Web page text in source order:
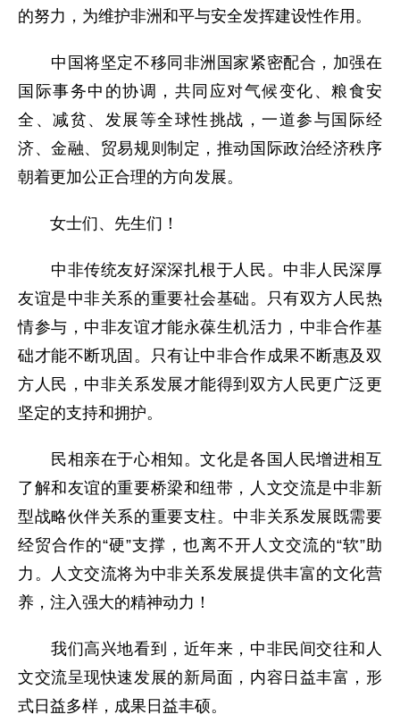
的努力，为维护非洲和平与安全发挥建设性作用。
中国将坚定不移同非洲国家紧密配合，加强在
国际事务中的协调，共同应对气候变化、粮食安
全、减贫、发展等全球性挑战，一道参与国际经
济、金融、贸易规则制定，推动国际政治经济秩序
朝着更加公正合理的方向发展。
女士们、先生们！
中非传统友好深深扎根于人民。中非人民深厚
友谊是中非关系的重要社会基础。只有双方人民热
情参与，中非友谊才能永葆生机活力，中非合作基
础才能不断巩固。只有让中非合作成果不断惠及双
方人民，中非关系发展才能得到双方人民更广泛更
坚定的支持和拥护。
民相亲在于心相知。文化是各国人民增进相互
了解和友谊的重要桥梁和纽带，人文交流是中非新
型战略伙伴关系的重要支柱。中非关系发展既需要
经贸合作的“硬”支撑，也离不开人文交流的“软”助
力。人文交流将为中非关系发展提供丰富的文化营
养，注入强大的精神动力！
我们高兴地看到，近年来，中非民间交往和人
文交流呈现快速发展的新局面，内容日益丰富，形
式日益多样，成果日益丰硕。